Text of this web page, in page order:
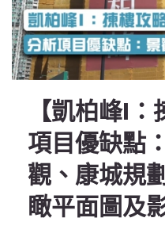
【凱柏峰I
項目優缺點
觀、康城規
瞰平面圖及